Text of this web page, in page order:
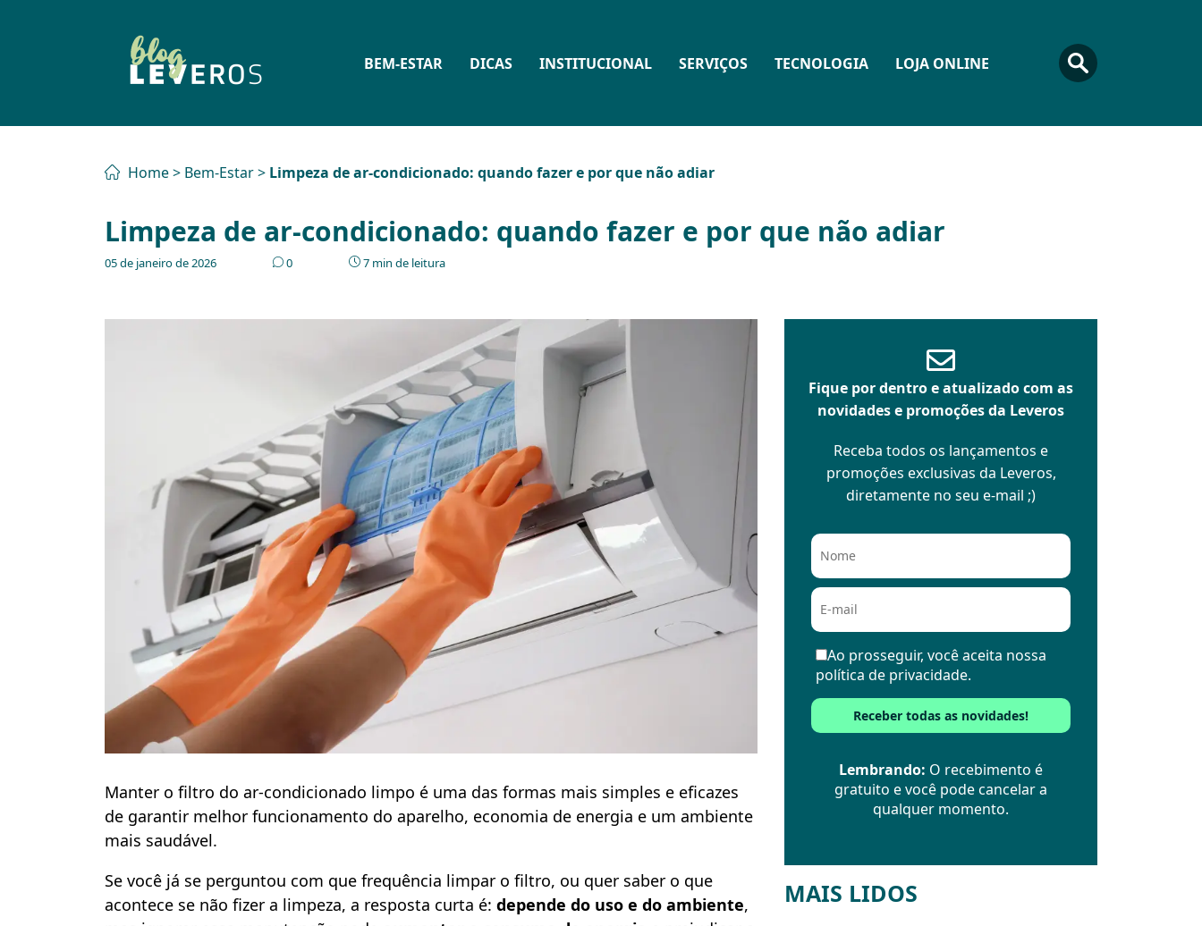
BEM-ESTAR DICAS INSTITUCIONAL SERVIÇOS TECNOLOGIA LOJA ONLINE
Home> Bem-Estar> Limpeza de ar-condicionado: quando fazer e por que não adiar
Limpeza de ar-condicionado: quando fazer e por que não adiar
05 de janeiro de 2026 0 7 min de leitura
Manter o filtro do ar-condicionado limpo é uma das formas mais simples e eficazes
de garantir melhor funcionamento do aparelho, economia de energia e um ambiente
mais saudável.
Se você já se perguntou com que frequência limpar o filtro, ou quer saber o que
acontece se não fizer a limpeza, a resposta curta é: depende do uso e do ambiente,
Fique por dentro e atualizado com as
novidades e promoções da Leveros
Receba todos os lançamentos e
promoções exclusivas da Leveros,
diretamente no seu e-mail ;)
Ao prosseguir, você aceita nossa
política de privacidade.
Lembrando: O recebimento é
gratuito e você pode cancelar a
qualquer momento.
MAIS LIDOS